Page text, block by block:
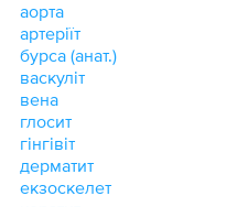
аорта
артеріїт
бурса (анат.)
васкуліт
вена
глосит
гінгівіт
дерматит
екзоскелет